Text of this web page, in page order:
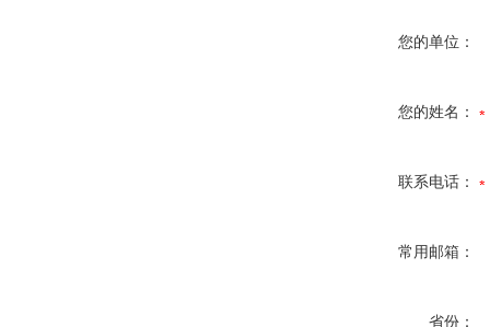
您的单位：
您的姓名：
联系电话：
常用邮箱：
省份：